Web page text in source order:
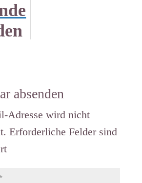
absenden
Adresse wird nicht
Erforderliche Felder sind